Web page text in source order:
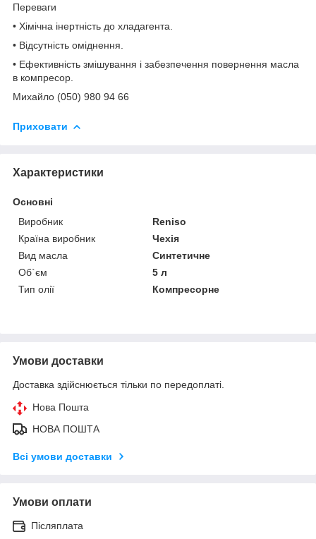
Переваги
• Хімічна інертність до хладагента.
• Відсутність оміднення.
• Ефективність змішування і забезпечення повернення масла
в компресор.
Михайло (050) 980 94 66
Приховати
Характеристики
Основні
Виробник
Reniso
Країна виробник
Чехія
Вид масла
Синтетичне
Об`єм
5 л
Тип олії
Компресорне
Умови доставки
Доставка здійснюється тільки по передоплаті.
Нова Пошта
НОВА ПОШТА
Всі умови доставки
Умови оплати
Післяплата